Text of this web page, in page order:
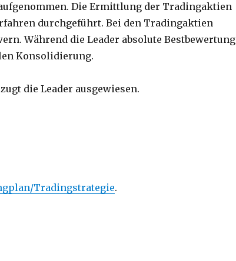
Die Ermittlung der Tradingaktien
durchgeführt. Bei den Tradingaktien
Während die Leader absolute Bestbewertung
Konsolidierung.
die Leader ausgewiesen.
Tradingstrategie.